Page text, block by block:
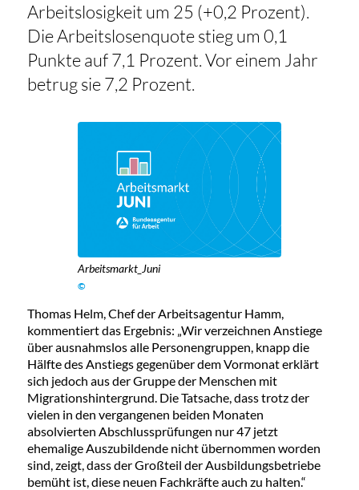
Arbeitslosigkeit um 25 (+0,2 Prozent).
Die Arbeitslosenquote stieg um 0,1
Punkte auf 7,1 Prozent. Vor einem Jahr
betrug sie 7,2 Prozent.
Arbeitsmarkt_Juni
©
Thomas Helm, Chef der Arbeitsagentur Hamm,
kommentiert das Ergebnis: „Wir verzeichnen Anstiege
über ausnahmslos alle Personengruppen, knapp die
Hälfte des Anstiegs gegenüber dem Vormonat erklärt
sich jedoch aus der Gruppe der Menschen mit
Migrationshintergrund. Die Tatsache, dass trotz der
vielen in den vergangenen beiden Monaten
absolvierten Abschlussprüfungen nur 47 jetzt
ehemalige Auszubildende nicht übernommen worden
sind, zeigt, dass der Großteil der Ausbildungsbetriebe
bemüht ist, diese neuen Fachkräfte auch zu halten.“